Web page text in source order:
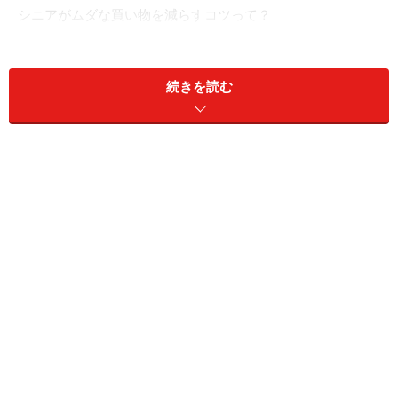
シニアがムダな買い物を減らすコツって？
に必要かをしっかり考える
最近は、シニア向けの商品も増えており、ネットやお店
続きを読む